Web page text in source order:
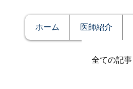
ホーム 医師紹介
全ての記事